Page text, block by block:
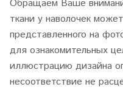
Обращаем Ваше
ткани у наволочек
представленного на
для ознакомительных
иллюстрацию дизайна
несоответствие не